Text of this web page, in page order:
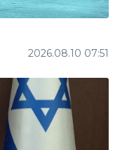
2026.08.10 07:51